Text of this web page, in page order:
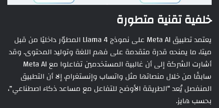
خلفية تقنية متطورة
يعتمد تطبيق Meta AI على نموذج Llama 4 المطوّر داخليًا من قبل
ميتا، ما يمنحه قدرة متقدمة على فهم اللغة وتوليد المحتوى. وقد
أشارت الشركة إلى أن غالبية المستخدمين تفاعلوا مع Meta AI
سابقًا من خلال منصاتها مثل واتساب وإنستغرام، إلا أن التطبيق
المنفصل يُعد “الطريقة الأوضح للتفاعل مع مساعد ذكاء اصطناعي”،
بحسب هايز.